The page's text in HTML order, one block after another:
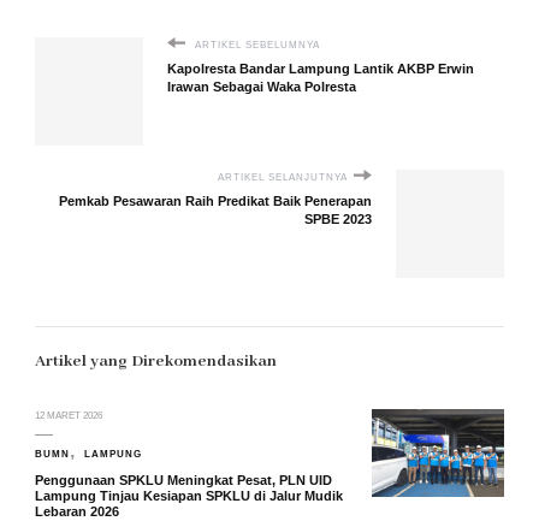
ARTIKEL SEBELUMNYA
Kapolresta Bandar Lampung Lantik AKBP Erwin
Irawan Sebagai Waka Polresta
ARTIKEL SELANJUTNYA
Pemkab Pesawaran Raih Predikat Baik Penerapan
SPBE 2023
Artikel yang Direkomendasikan
12 MARET 2026
BUMN LAMPUNG
Penggunaan SPKLU Meningkat Pesat, PLN UID
Lampung Tinjau Kesiapan SPKLU di Jalur Mudik
Lebaran 2026